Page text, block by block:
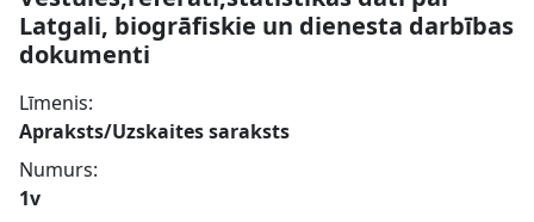
Latgali, biogrāfiskie un dienesta darbības
dokumenti
Līmenis:
Apraksts/Uzskaites saraksts
Numurs:
1v